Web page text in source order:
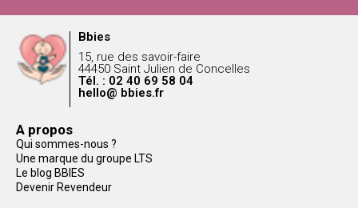
Bbies
15, rue des savoir-faire
44450 Saint Julien de Concelles
Tél. : 02 40 69 58 04
hello@ bbies.fr
A propos
Qui sommes-nous ?
Une marque du groupe LTS
Le blog BBIES
Devenir Revendeur